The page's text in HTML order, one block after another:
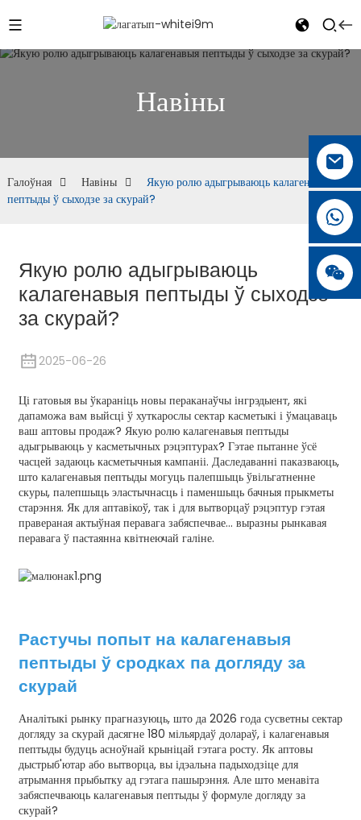
Навіны
Галоўная Навіны
Якую ролю адыгрываюць калагенавыя
пептыды ў сыходзе за скурай?
Якую ролю адыгрываюць
калагенавыя пептыды ў сыходзе
за скурай?
2025-06-26
Ці гатовыя вы ўкараніць новы пераканаўчы інгрэдыент, які
дапаможа вам выйсці ў хуткарослы сектар касметыкі і ўмацаваць
ваш аптовы продаж? Якую ролю калагенавыя пептыды
адыгрываюць у касметычных рэцэптурах? Гэтае пытанне ўсё
часцей задаюць касметычныя кампаніі. Даследаванні паказваюць,
што калагенавыя пептыды могуць палепшыць ўвільгатненне
скуры, палепшыць эластычнасць і паменшыць бачныя прыкметы
старэння. Як для аптавікоў, так і для вытворцаў рэцэптур гэтая
правераная актыўная перавага забяспечвае... выразны рынкавая
перавага ў пастаянна квітнеючай галіне.
Растучы попыт на калагенавыя
пептыды ў сродках па догляду за
скурай
Аналітыкі рынку прагназуюць, што да 2026 года сусветны сектар
догляду за скурай дасягне 180 мільярдаў долараў, і калагенавыя
пептыды будуць асноўнай крыніцай гэтага росту. Як аптовы
дыстрыб'ютар або вытворца, вы ідэальна падыходзіце для
атрымання прыбытку ад гэтага пашырэння. Але што менавіта
забяспечваюць калагенавыя пептыды ў формуле догляду за
скурай?